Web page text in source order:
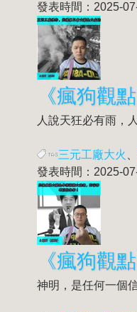
發表時間：2025-
《瘋狗觀
人說天狂必有雨，
三元工廠大火
發表時間：2025-
《瘋狗觀
神明，是任何一個